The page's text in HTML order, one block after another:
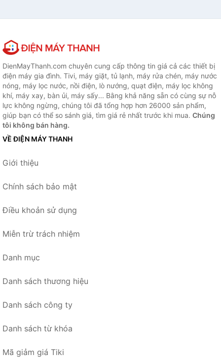
DienMayThanh.com chuyên cung cấp thông tin giá cả các thiết bị
điện máy gia đình. Tivi, máy giặt, tủ lạnh, máy rửa chén, máy nước
nóng, máy lọc nước, nồi điện, lò nướng, quạt điện, máy lọc không
khí, máy xay, bàn ủi, máy sấy... Bằng khả năng sẵn có cùng sự nỗ
lực không ngừng, chúng tôi đã tổng hợp hơn 26000 sản phẩm,
giúp bạn có thể so sánh giá, tìm giá rẻ nhất trước khi mua. Chúng
tôi không bán hàng.
VỀ ĐIỆN MÁY THANH
Giới thiệu
Chính sách bảo mật
Điều khoản sử dụng
Miễn trừ trách nhiệm
Danh mục
Danh sách thương hiệu
Danh sách công ty
Danh sách từ khóa
Mã giảm giá Tiki